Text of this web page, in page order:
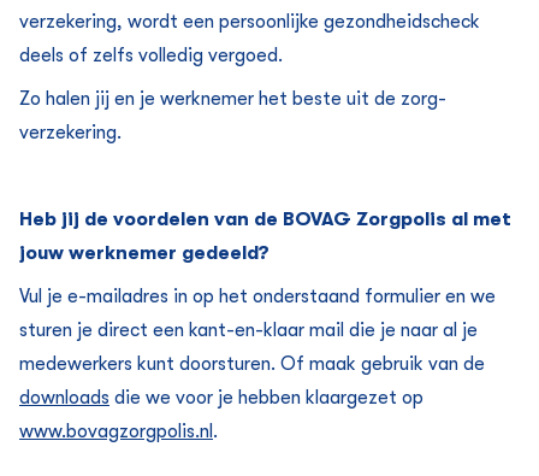
verzekering, wordt een persoonlijke gezondheidscheck
deels of zelfs volledig vergoed.
Zo halen jij en je werknemer het beste uit de zorg­
verzekering.
Heb jij de voordelen van de BOVAG Zorgpolis al met
jouw werknemer gedeeld?
Vul je e-mailadres in op het onderstaand formulier en we
sturen je direct een kant-en-klaar mail die je naar al je
medewerkers kunt doorsturen. Of maak gebruik van de
downloads die we voor je hebben klaargezet op
www.bovagzorgpolis.nl .